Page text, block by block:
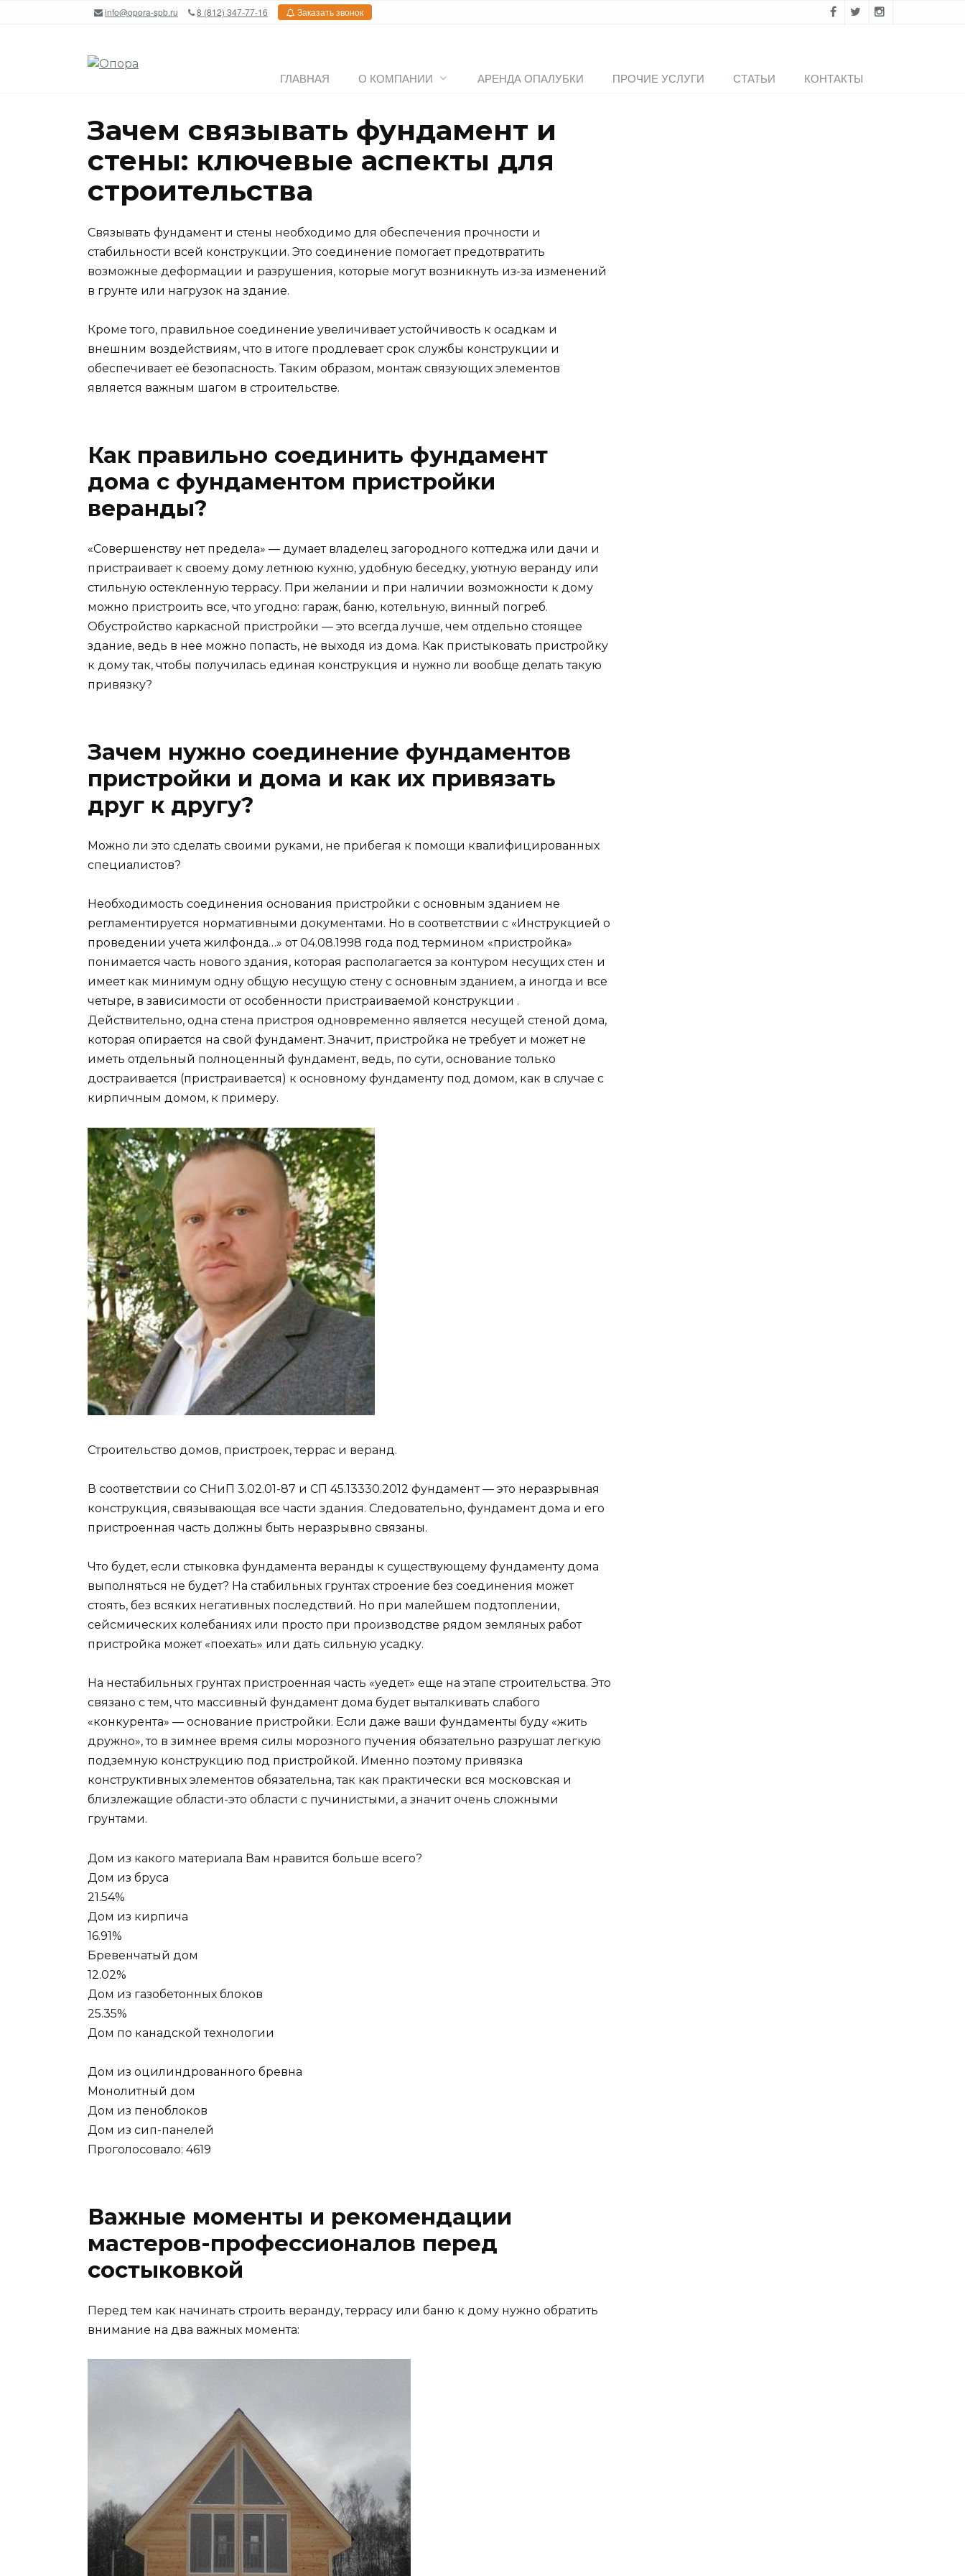
info@opora-spb.ru 8 (812) 347-77-16 Заказать звонок
ГЛАВНАЯ О КОМПАНИИ АРЕНДА ОПАЛУБКИ ПРОЧИЕ УСЛУГИ СТАТЬИ КОНТАКТЫ
Зачем связывать фундамент и
стены: ключевые аспекты для
строительства
Связывать фундамент и стены необходимо для обеспечения прочности и
стабильности всей конструкции. Это соединение помогает предотвратить
возможные деформации и разрушения, которые могут возникнуть из-за изменений
в грунте или нагрузок на здание.
Кроме того, правильное соединение увеличивает устойчивость к осадкам и
внешним воздействиям, что в итоге продлевает срок службы конструкции и
обеспечивает её безопасность. Таким образом, монтаж связующих элементов
является важным шагом в строительстве.
Как правильно соединить фундамент
дома с фундаментом пристройки
веранды?
«Совершенству нет предела» — думает владелец загородного коттеджа или дачи и
пристраивает к своему дому летнюю кухню, удобную беседку, уютную веранду или
стильную остекленную террасу. При желании и при наличии возможности к дому
можно пристроить все, что угодно: гараж, баню, котельную, винный погреб.
Обустройство каркасной пристройки — это всегда лучше, чем отдельно стоящее
здание, ведь в нее можно попасть, не выходя из дома. Как пристыковать пристройку
к дому так, чтобы получилась единая конструкция и нужно ли вообще делать такую
привязку?
Зачем нужно соединение фундаментов
пристройки и дома и как их привязать
друг к другу?
Можно ли это сделать своими руками, не прибегая к помощи квалифицированных
специалистов?
Необходимость соединения основания пристройки с основным зданием не
регламентируется нормативными документами. Но в соответствии с «Инструкцией о
проведении учета жилфонда…» от 04.08.1998 года под термином «пристройка»
понимается часть нового здания, которая располагается за контуром несущих стен и
имеет как минимум одну общую несущую стену с основным зданием, а иногда и все
четыре, в зависимости от особенности пристраиваемой конструкции .
Действительно, одна стена пристроя одновременно является несущей стеной дома,
которая опирается на свой фундамент. Значит, пристройка не требует и может не
иметь отдельный полноценный фундамент, ведь, по сути, основание только
достраивается (пристраивается) к основному фундаменту под домом, как в случае с
кирпичным домом, к примеру.
Строительство домов, пристроек, террас и веранд.
В соответствии со СНиП 3.02.01-87 и СП 45.13330.2012 фундамент — это неразрывная
конструкция, связывающая все части здания. Следовательно, фундамент дома и его
пристроенная часть должны быть неразрывно связаны.
Что будет, если стыковка фундамента веранды к существующему фундаменту дома
выполняться не будет? На стабильных грунтах строение без соединения может
стоять, без всяких негативных последствий. Но при малейшем подтоплении,
сейсмических колебаниях или просто при производстве рядом земляных работ
пристройка может «поехать» или дать сильную усадку.
На нестабильных грунтах пристроенная часть «уедет» еще на этапе строительства. Это
связано с тем, что массивный фундамент дома будет выталкивать слабого
«конкурента» — основание пристройки. Если даже ваши фундаменты буду «жить
дружно», то в зимнее время силы морозного пучения обязательно разрушат легкую
подземную конструкцию под пристройкой. Именно поэтому привязка
конструктивных элементов обязательна, так как практически вся московская и
близлежащие области-это области с пучинистыми, а значит очень сложными
грунтами.
Дом из какого материала Вам нравится больше всего?
Дом из бруса
21.54%
Дом из кирпича
16.91%
Бревенчатый дом
12.02%
Дом из газобетонных блоков
25.35%
Дом по канадской технологии
Дом из оцилиндрованного бревна
Монолитный дом
Дом из пеноблоков
Дом из сип-панелей
Проголосовало: 4619
Важные моменты и рекомендации
мастеров-профессионалов перед
состыковкой
Перед тем как начинать строить веранду, террасу или баню к дому нужно обратить
внимание на два важных момента: